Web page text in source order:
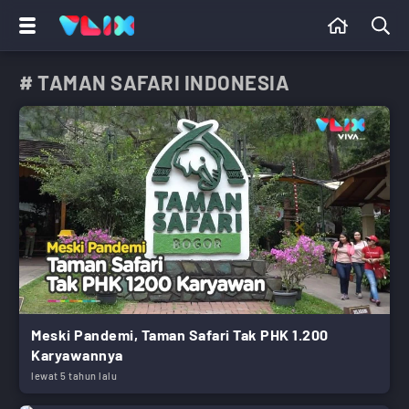
# TAMAN SAFARI INDONESIA
Meski Pandemi, Taman Safari Tak PHK 1.200
Karyawannya
lewat 5 tahun lalu